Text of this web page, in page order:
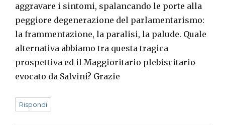
aggravare i sintomi, spalancando le porte alla
peggiore degenerazione del parlamentarismo:
la frammentazione, la paralisi, la palude. Quale
alternativa abbiamo tra questa tragica
prospettiva ed il Maggioritario plebiscitario
evocato da Salvini? Grazie
Rispondi